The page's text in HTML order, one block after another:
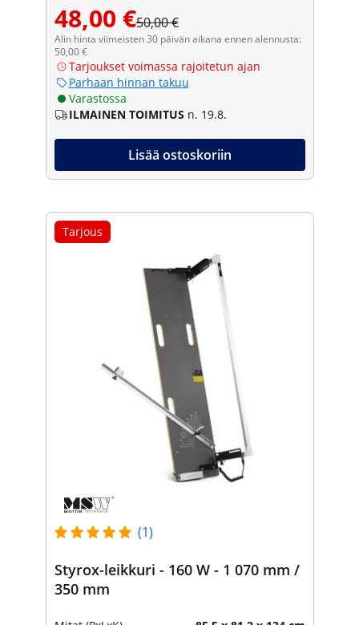
48,00 €50,00 €
Alin hinta viimeisten 30 päivän aikana ennen alennusta:
50,00 €
Tarjoukset voimassa rajoitetun ajan
Parhaan hinnan takuu
Varastossa
ILMAINEN TOIMITUS n. 19.8.
Lisää ostoskoriin
Tarjous
(1)
Styrox-leikkuri - 160 W - 1 070 mm /
350 mm